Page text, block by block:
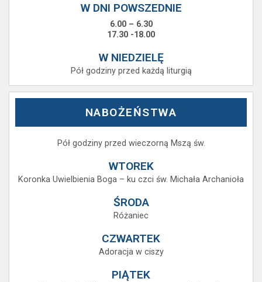
W DNI POWSZEDNIE
6.00 – 6.30
17.30 -18.00
W NIEDZIELĘ
Pół godziny przed każdą liturgią
NABOŻEŃSTWA
Pół godziny przed wieczorną Mszą św.
WTOREK
Koronka Uwielbienia Boga – ku czci św. Michała Archanioła
ŚRODA
Różaniec
CZWARTEK
Adoracja w ciszy
PIĄTEK